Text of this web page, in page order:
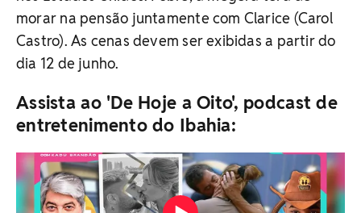
morar na pensão juntamente com Clarice (Carol
Castro). As cenas devem ser exibidas a partir do
dia 12 de junho.
Assista ao 'De Hoje a Oito', podcast de
entretenimento do Ibahia: